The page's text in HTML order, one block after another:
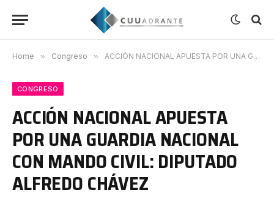
Home » Congreso » ACCIÓN NACIONAL APUESTA POR UNA GUARDIA NACIONAL CON MANDO CIVIL: DIPUTADO ALFREDO CHÁVEZ
CONGRESO
ACCIÓN NACIONAL APUESTA
POR UNA GUARDIA NACIONAL
CON MANDO CIVIL: DIPUTADO
ALFREDO CHÁVEZ